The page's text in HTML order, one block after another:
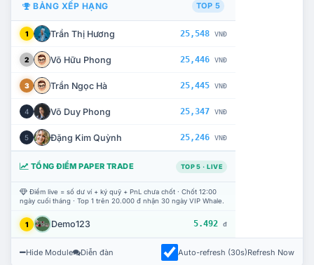
BẢNG XẾP HẠNG TOP 5
1 Trần Thị Hương 25,548 VNĐ
2 Võ Hữu Phong 25,446 VNĐ
3 Trần Ngọc Hà 25,445 VNĐ
4 Võ Duy Phong 25,347 VNĐ
5 Đặng Kim Quỳnh 25,246 VNĐ
TỔNG ĐIỂM PAPER TRADE TOP 5 · LIVE
Điểm live = số dư ví + ký quỹ + PnL chưa chốt · Chốt 12:00
ngày cuối tháng · Top 1 trên 20.000 đ nhận 30 ngày VIP Whale.
1 Demo123 5.492 đ
Hide Module Diễn đàn Auto-refresh (30s)Refresh Now